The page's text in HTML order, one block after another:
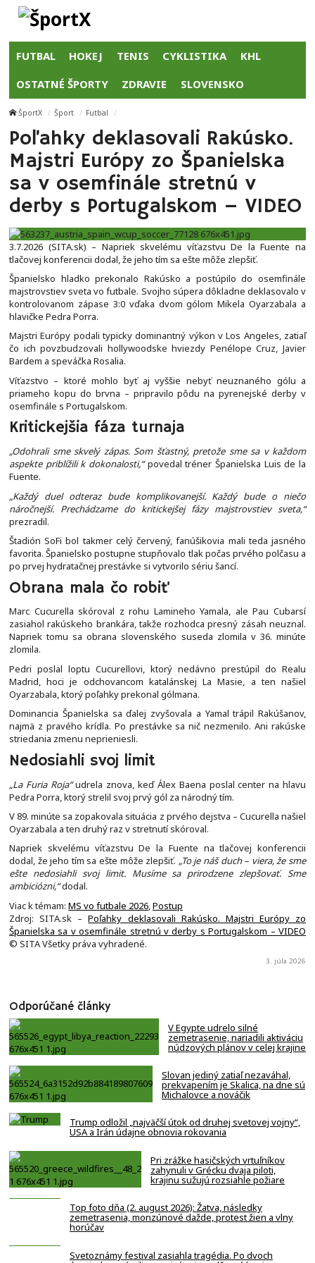
FUTBAL HOKEJ TENIS CYKLISTIKA KHL
OSTATNÉ ŠPORTY ZDRAVIE SLOVENSKO
ŠportX Šport Futbal
Poľahky deklasovali Rakúsko.
Majstri Európy zo Španielska
sa v osemfinále stretnú v
derby s Portugalskom – VIDEO
3.7.2026 (SITA.sk) – Napriek skvelému víťazstvu De la Fuente na
tlačovej konferencii dodal, že jeho tím sa ešte môže zlepšiť.
Španielsko hladko prekonalo Rakúsko a postúpilo do osemfinále
majstrovstiev sveta vo futbale. Svojho súpera dôkladne deklasovalo v
kontrolovanom zápase 3:0 vďaka dvom gólom Mikela Oyarzabala a
hlavičke Pedra Porra.
Majstri Európy podali typicky dominantný výkon v Los Angeles, zatiaľ
čo ich povzbudzovali hollywoodske hviezdy Penélope Cruz, Javier
Bardem a speváčka Rosalia.
Víťazstvo – ktoré mohlo byť aj vyššie nebyť neuznaného gólu a
priameho kopu do brvna – pripravilo pôdu na pyrenejské derby v
osemfinále s Portugalskom.
Kritickejšia fáza turnaja
„Odohrali sme skvelý zápas. Som šťastný, pretože sme sa v každom
aspekte priblížili k dokonalosti,“povedal tréner Španielska Luis de la
Fuente.
„Každý duel odteraz bude komplikovanejší. Každý bude o niečo
náročnejší. Prechádzame do kritickejšej fázy majstrovstiev sveta,“
prezradil.
Štadión SoFi bol takmer celý červený, fanúšikovia mali teda jasného
favorita. Španielsko postupne stupňovalo tlak počas prvého polčasu a
po prvej hydratačnej prestávke si vytvorilo sériu šancí.
Obrana mala čo robiť
Marc Cucurella skóroval z rohu Lamineho Yamala, ale Pau Cubarsí
zasiahol rakúskeho brankára, takže rozhodca presný zásah neuznal.
Napriek tomu sa obrana slovenského suseda zlomila v 36. minúte
zlomila.
Pedri poslal loptu Cucurellovi, ktorý nedávno prestúpil do Realu
Madrid, hoci je odchovancom katalánskej La Masie, a ten našiel
Oyarzabala, ktorý poľahky prekonal gólmana.
Dominancia Španielska sa ďalej zvyšovala a Yamal trápil Rakúšanov,
najmä z pravého krídla. Po prestávke sa nič nezmenilo. Ani rakúske
striedania zmenu neprieniesli.
Nedosiahli svoj limit
„La Furia Roja“udrela znova, keď Álex Baena poslal center na hlavu
Pedra Porra, ktorý strelil svoj prvý gól za národný tím.
V 89. minúte sa zopakovala situácia z prvého dejstva – Cucurella našiel
Oyarzabala a ten druhý raz v stretnutí skóroval.
Napriek skvelému víťazstvu De la Fuente na tlačovej konferencii
dodal, že jeho tím sa ešte môže zlepšiť. „To je náš duch – viera, že sme
ešte nedosiahli svoj limit. Musíme sa prirodzene zlepšovať. Sme
ambiciózni,“dodal.
Viac k témam: MS vo futbale 2026 Postup
Zdroj: SITA.sk –Poľahky deklasovali Rakúsko. Majstri Európy zo
Španielska sa v osemfinále stretnú v derby s Portugalskom – VIDEO
© SITA Všetky práva vyhradené.
3. júla 2026
Odporúčané články
V Egypte udrelo silné
zemetrasenie, nariadili aktiváciu
núdzových plánov v celej krajine
Slovan jediný zatiaľ nezaváhal,
prekvapením je Skalica, na dne sú
Michalovce a nováčik
Trump odložil „najväčší útok od druhej svetovej vojny“,
USA a Irán údajne obnovia rokovania
Pri zrážke hasičských vrtuľníkov
zahynuli v Grécku dvaja piloti,
krajinu sužujú rozsiahle požiare
Top foto dňa (2. august 2026): Žatva, následky
zemetrasenia, monzúnové dažde, protest žien a vlny
horúčav
Svetoznámy festival zasiahla tragédia. Po dvoch